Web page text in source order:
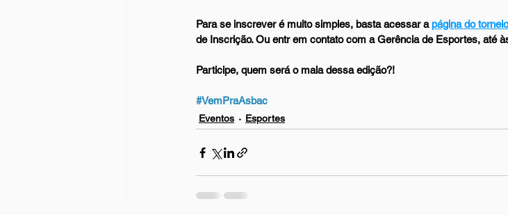
Para se inscrever é muito simples, basta acessar a página do torneio
de Inscrição. Ou entr em contato com a Gerência de Esportes, até
Participe, quem será o mala dessa edição?!
#VemPraAsbac
Eventos Esportes